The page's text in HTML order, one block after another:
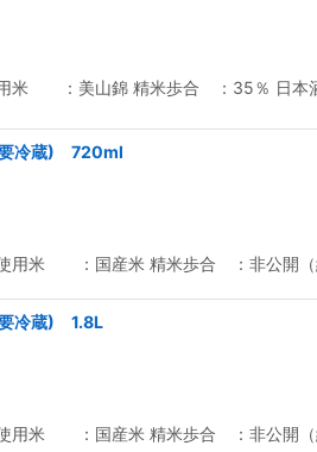
使用米 ：美山錦 精米歩合 ：35％
冷蔵) 720ml
使用米 ：国産米 精米歩合 ：非公
冷蔵) 1.8L
使用米 ：国産米 精米歩合 ：非公